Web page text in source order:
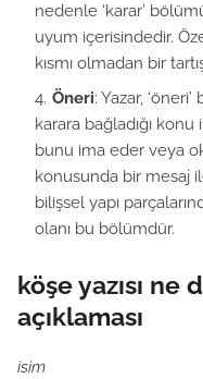
nedenle ‘karar’
uyum içerisindedir.
kısmı olmadan bir
Öneri: Yazar,
karara bağladığı
bunu ima eder veya
konusunda bir mesaj
bilişsel yapı
olanı bu bölümdür.
köşe yazısı ne
açıklaması
isim